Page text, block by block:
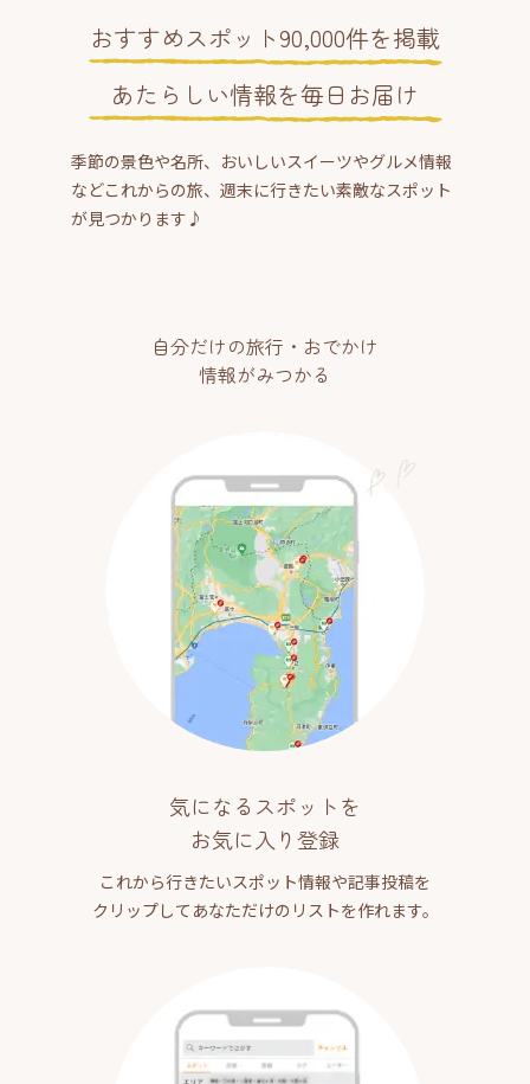
おすすめスポット90,000件を掲載
あたらしい情報を毎日お届け
季節の景色や名所、おいしいスイーツやグルメ情報
などこれからの旅、週末に行きたい素敵なスポット
が見つかります♪
自分だけの旅行・おでかけ
情報がみつかる
気になるスポットを
お気に入り登録
これから行きたいスポット情報や記事投稿を
クリップしてあなただけのリストを作れます。